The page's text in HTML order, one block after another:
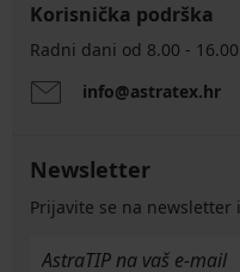
Korisnička podrška
Radni dani od 8.00 - 16.00
info@astratex.hr
Newsletter
Prijavite se na newsletter i